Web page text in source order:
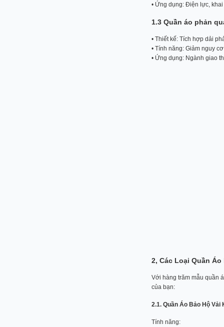
• Ứng dụng: Điện lực,
1.3 Quần áo phản
• Thiết kế: Tích hợp dải
• Tính năng: Giảm nguy
• Ứng dụng: Ngành giao
2, Các Loại Quần
Với hàng trăm mẫu quần
của bạn:
2.1. Quần Áo Bảo Hộ Vải
Tính năng: